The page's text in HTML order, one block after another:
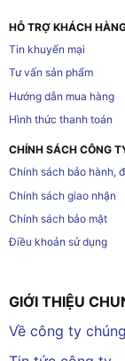
HỖ TRỢ KHÁCH
Tin khuyến mại
Tư vấn sản phẩm
Hướng dẫn mua hàng
Hình thức thanh toán
CHÍNH SÁCH CÔNG
Chính sách bảo hành,
Chính sách giao nhận
Chính sách bảo mật
Điều khoản sử dụng
GIỚI THIỆU
Về công ty